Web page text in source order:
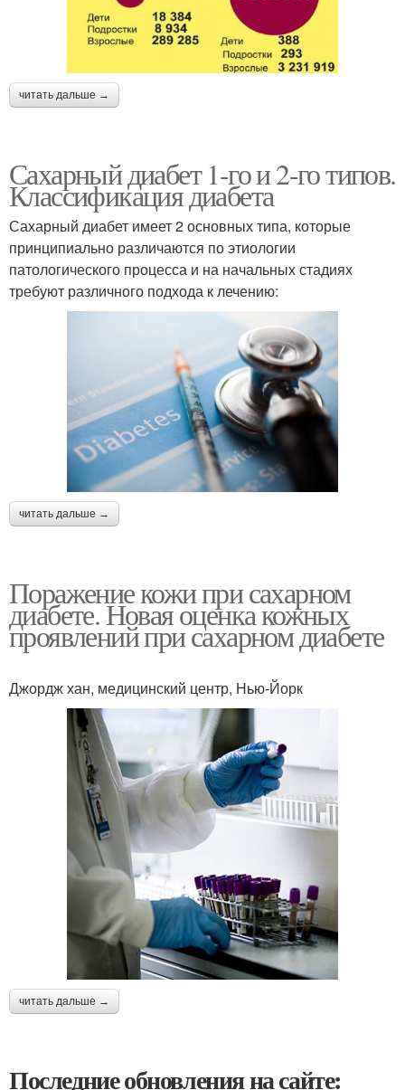
читать дальше →
Сахарный диабет 1-го и 2-го типов.
Классификация диабета
Сахарный диабет имеет 2 основных типа, которые
принципиально различаются по этиологии
патологического процесса и на начальных стадиях
требуют различного подхода к лечению:
читать дальше →
Поражение кожи при сахарном
диабете. Новая оценка кожных
проявлений при сахарном диабете
Джордж хан, медицинский центр, Нью-Йорк
читать дальше →
Последние обновления на сайте: